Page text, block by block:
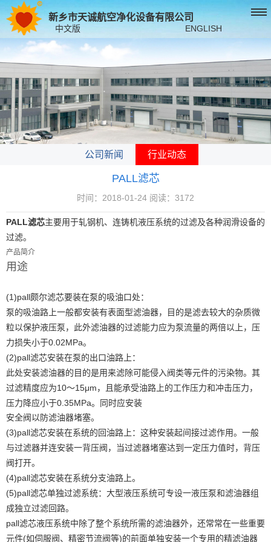
新乡市天诚航空净化设备有限公司
中文版 ENGLISH
公司新闻 行业动态
PALL滤芯
时间：2018-01-24 阅读：3172
PALL滤芯主要用于轧钢机、连铸机液压系统的过滤及各种润滑设备的
过滤。
产品简介
用途
(1)pall颇尔滤芯要装在泵的吸油口处：
泵的吸油路上一般都安装有表面型滤油器，目的是滤去较大的杂质微
粒以保护液压泵，此外滤油器的过滤能力应为泵流量的两倍以上，压
力损失小于0.02MPa。
(2)pall滤芯安装在泵的出口油路上：
此处安装滤油器的目的是用来滤除可能侵入阀类等元件的污染物。其
过滤精度应为10～15μm ，且能承受油路上的工作压力和冲击压力，
压力降应小于0.35MPa。同时应安装
安全阀以防滤油器堵塞。
(3)pall滤芯安装在系统的回油路上：这种安装起间接过滤作用。一般
与过滤器并连安装一背压阀，当过滤器堵塞达到一定压力值时，背压
阀打开。
(4)pall滤芯安装在系统分支油路上。
(5)pall滤芯单独过滤系统：大型液压系统可专设一液压泵和滤油器组
成独立过滤回路。
pall滤芯液压系统中除了整个系统所需的滤油器外，还常常在一些重要
元件(如伺服阀、精密节流阀等)的前面单独安装一个专用的精滤油器